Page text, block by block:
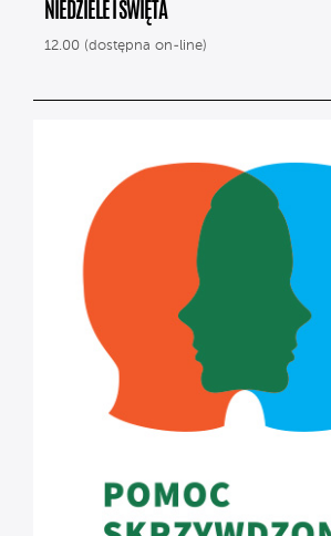
NIEDZIELE I ŚWIĘTA
12.00 (dostępna on-line)